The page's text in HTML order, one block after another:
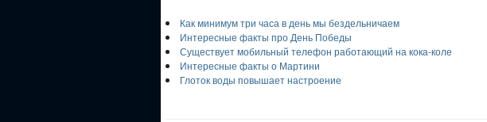
Как минимум три часа в день мы бездельничаем
Интересные факты про День Победы
Существует мобильный телефон работающий на кока-коле
Интересные факты о Мартини
Глоток воды повышает настроение